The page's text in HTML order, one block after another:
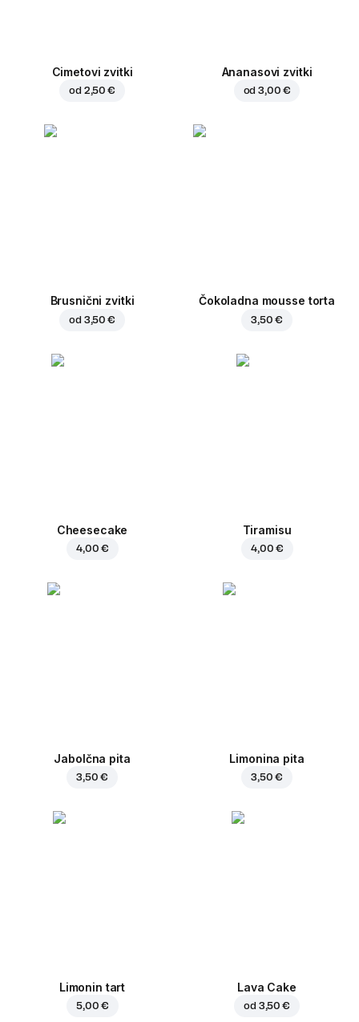
Cimetovi zvitki
od 2,50 €
Ananasovi zvitki
od3,00 €
Brusnični zvitki
od 3,50 €
Čokoladna mousse torta
3,50 €
Cheesecake
4,00 €
Tiramisu
4,00 €
Jabolčna pita
3,50 €
Limonina pita
3,50 €
Limonin tart
5,00 €
Lava Cake
od 3,50 €